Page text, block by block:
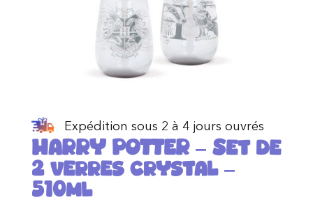
Expédition sous 2 à 4 jours ouvrés
HARRY POTTER – Set de
2 verres crystal –
510ml